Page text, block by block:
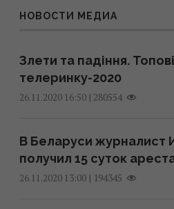
НОВОСТИ МЕДИА
Злети та падіння.
телеринку-2020
26.11.2020 16:50| 280554
В Беларуси журналист
получил 15 суток
26.11.2020 13:00| 194345